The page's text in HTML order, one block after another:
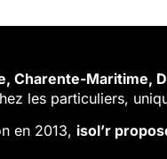
Charente-Maritime,
les particuliers,
en 2013, isol’r